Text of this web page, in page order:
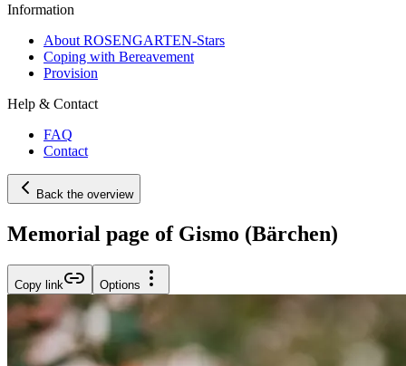
Information
About ROSENGARTEN-Stars
Coping with Bereavement
Provision
Help & Contact
FAQ
Contact
Back the overview
Memorial page of Gismo (Bärchen)
Copy link Options